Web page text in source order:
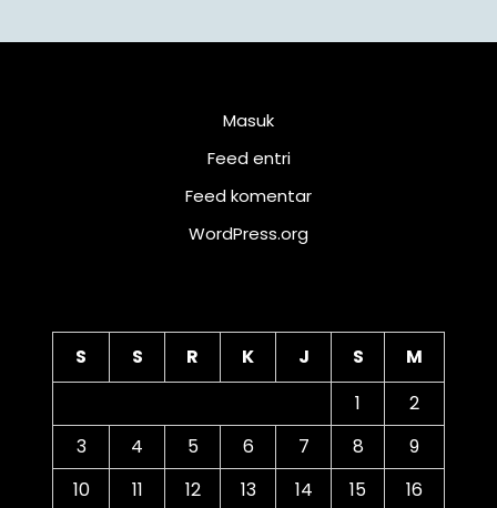
Masuk
Feed entri
Feed komentar
WordPress.org
S S R K J S
M
1
2
3
4 5 6 7 8
9
10
11 12 13 14 15
16